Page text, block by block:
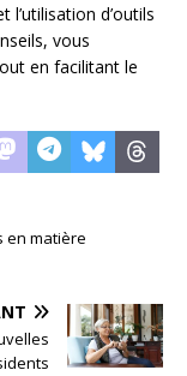
d’outils
vous
en facilitant le
en matière